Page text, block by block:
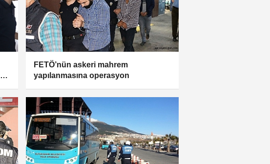
FETÖ’nün askeri mahrem
yapılanmasına operasyon